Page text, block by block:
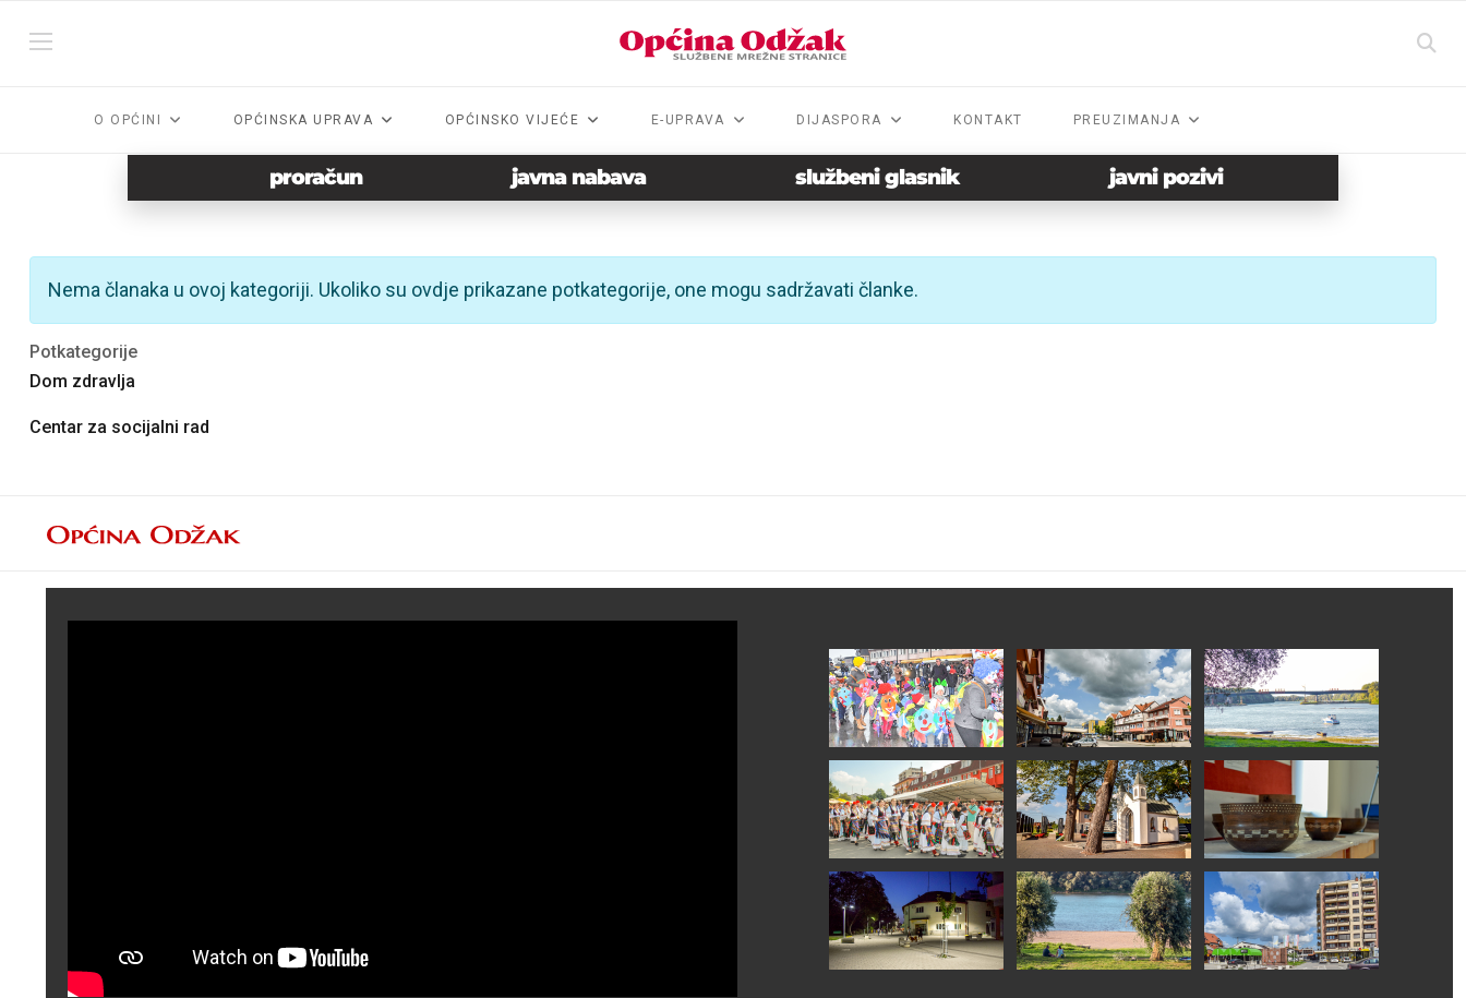
O OPĆINI OPĆINSKA UPRAVA OPĆINSKO VIJEĆE E-UPRAVA DIJASPORA KONTAKT PREUZIMANJA
proračun javna nabava službeni glasnik javni pozivi
Info
Nema članaka u ovoj kategoriji. Ukoliko su ovdje prikazane potkategorije, one mogu sadržavati članke.
Potkategorije
Dom zdravlja
Centar za socijalni rad